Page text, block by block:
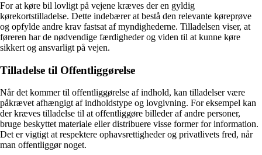
For at køre bil lovligt på vejene kræves der en gyldig
kørekortstilladelse. Dette indebærer at bestå den relevante køreprøve
og opfylde andre krav fastsat af myndighederne. Tilladelsen viser, at
føreren har de nødvendige færdigheder og viden til at kunne køre
sikkert og ansvarligt på vejen.
Tilladelse til Offentliggørelse
Når det kommer til offentliggørelse af indhold, kan tilladelser være
påkrævet afhængigt af indholdstype og lovgivning. For eksempel kan
der kræves tilladelse til at offentliggøre billeder af andre personer,
bruge beskyttet materiale eller distribuere visse former for information.
Det er vigtigt at respektere ophavsrettigheder og privatlivets fred, når
man offentliggør noget.